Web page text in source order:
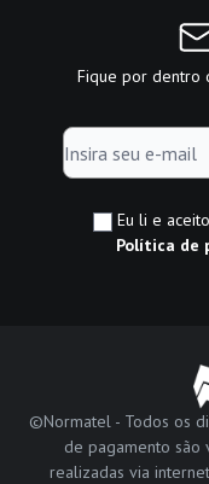
Fique por dentro
Eu li e
Política de
©Normatel - Todos os
de pagamento são
realizadas via